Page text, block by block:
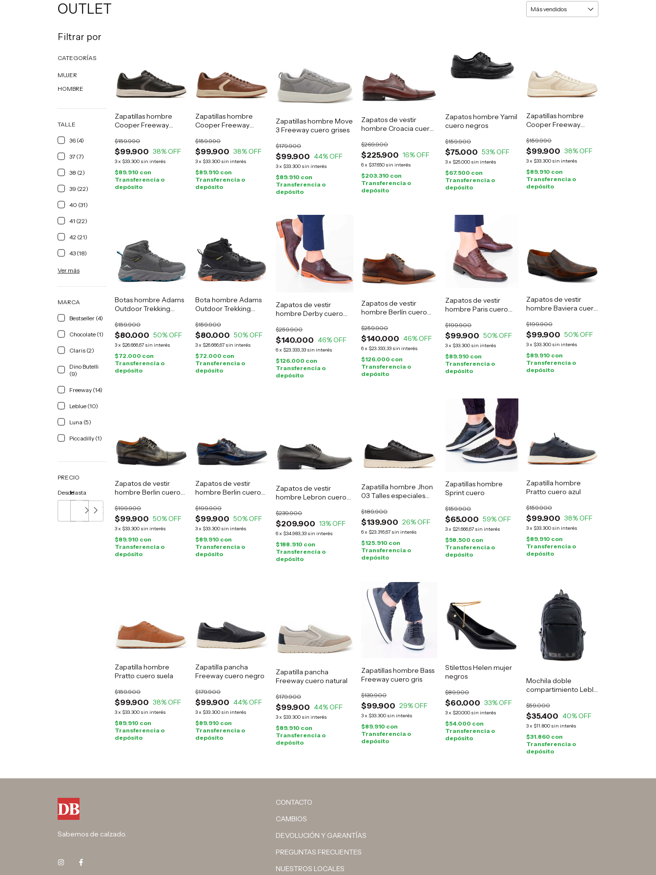
OUTLET
Filtrar por
CATEGORÍAS
MUJER
HOMBRE
TALLE
36 (4)
37 (7)
38 (2)
39 (22)
40 (31)
41 (22)
42 (21)
43 (18)
Ver más
MARCA
Bestseller (4)
Chocolate (1)
Claris (2)
Dino Butelli
(9)
Freeway (14)
Leblue (10)
Luna (5)
Piccadilly (1)
PRECIO
DesdeHasta
Zapatillas hombre
Cooper Freeway
$99.900
$159.990
38% OFF
3x $33.300 sin interés
$89.910 con
Transferencia o
depósito
Zapatillas hombre
Cooper Freeway
$99.900
$159.990
38% OFF
3x $33.300 sin interés
$89.910 con
Transferencia o
depósito
Zapatillas hombre Move
3 Freeway cuero grises
$99.900
$179.900
44% OFF
3x $33.300 sin interés
$89.910 con
Transferencia o
depósito
Zapatos de vestir
hombre Croacia cuero
$225.900
$269.900
16% OFF
6x $37.650 sin interés
$203.310 con
Transferencia o
depósito
Zapatos hombre Yamil
cuero negros
$75.000
$159.900
53% OFF
3x $25.000 sin interés
$67.500 con
Transferencia o
depósito
Zapatillas hombre
Cooper Freeway
$99.900
$159.990
38% OFF
3x $33.300 sin interés
$89.910 con
Transferencia o
depósito
Botas hombre Adams
Outdoor Trekking
$80.000
$159.900
50% OFF
3x $26.666,67 sin interés
$72.000 con
Transferencia o
depósito
Bota hombre Adams
Outdoor Trekking
$80.000
$159.900
50% OFF
3x $26.666,67 sin interés
$72.000 con
Transferencia o
depósito
Zapatos de vestir
hombre Derby cuero
$140.000
$259.900
46% OFF
6x $23.333,33 sin interés
$126.000 con
Transferencia o
depósito
Zapatos de vestir
hombre Berlín cuero
$140.000
$259.900
46% OFF
6x $23.333,33 sin interés
$126.000 con
Transferencia o
depósito
Zapatos de vestir
hombre Paris cuero
$99.900
$199.900
50% OFF
3x $33.300 sin interés
$89.910 con
Transferencia o
depósito
Zapatos de vestir
hombre Baviera cuero
$99.900
$199.900
50% OFF
3x $33.300 sin interés
$89.910 con
Transferencia o
depósito
Zapatos de vestir
hombre Berlin cuero
$99.900
$199.900
50% OFF
3x $33.300 sin interés
$89.910 con
Transferencia o
depósito
Zapatos de vestir
hombre Berlin cuero
$99.900
$199.900
50% OFF
3x $33.300 sin interés
$89.910 con
Transferencia o
depósito
Zapatos de vestir
hombre Lebron cuero
$209.900
$239.900
13% OFF
6x $34.983,33 sin interés
$188.910 con
Transferencia o
depósito
Zapatilla hombre Jhon
03 Talles especiales
$139.900
$189.900
26% OFF
6x $23.316,67 sin interés
$125.910 con
Transferencia o
depósito
Zapatillas hombre
Sprint cuero
$65.000
$159.900
59% OFF
3x $21.666,67 sin interés
$58.500 con
Transferencia o
depósito
Zapatilla hombre
Pratto cuero azul
$99.900
$159.900
38% OFF
3x $33.300 sin interés
$89.910 con
Transferencia o
depósito
Zapatilla hombre
Pratto cuero suela
$99.900
$159.900
38% OFF
3x $33.300 sin interés
$89.910 con
Transferencia o
depósito
Zapatilla pancha
Freeway cuero negro
$99.900
$179.900
44% OFF
3x $33.300 sin interés
$89.910 con
Transferencia o
depósito
Zapatilla pancha
Freeway cuero natural
$99.900
$179.900
44% OFF
3x $33.300 sin interés
$89.910 con
Transferencia o
depósito
Zapatillas hombre Bass
Freeway cuero gris
$99.900
$139.900
29% OFF
3x $33.300 sin interés
$89.910 con
Transferencia o
depósito
Stilettos Helen mujer
negros
$60.000
$89.900
33% OFF
3x $20.000 sin interés
$54.000 con
Transferencia o
depósito
Mochila doble
compartimiento Leblu
$35.400
$59.000
40% OFF
3x $11.800 sin interés
$31.860 con
Transferencia o
depósito
Sabemos de calzado.
CONTACTO
CAMBIOS
DEVOLUCIÓN Y GARANTÍAS
PREGUNTAS FRECUENTES
NUESTROS LOCALES